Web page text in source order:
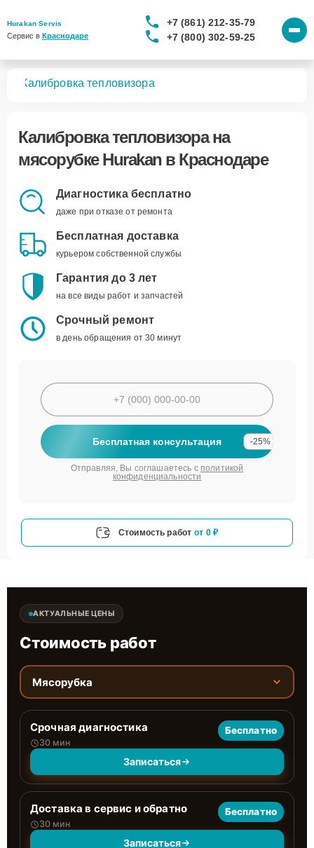
Hurakan Servis
Сервис в Краснодаре
+7 (861) 212-35-79
+7 (800) 302-59-25
Калибровка тепловизора
Калибровка тепловизорана
мясорубке Hurakan в Краснодаре
Диагностика бесплатно
даже при отказе от ремонта
Бесплатная доставка
курьером собственной службы
Гарантия до 3 лет
на все виды работ и запчастей
Срочный ремонт
в день обращения от 30 минут
Бесплатная консультация -25%
Отправляя, Вы соглашаетесь с политикой
конфиденциальности
Стоимость работ от 0 ₽
АКТУАЛЬНЫЕ ЦЕНЫ
Стоимость работ
Мясорубка
Срочная диагностика
30 мин
Бесплатно
Записаться
Доставка в сервис и обратно
30 мин
Бесплатно
Записаться